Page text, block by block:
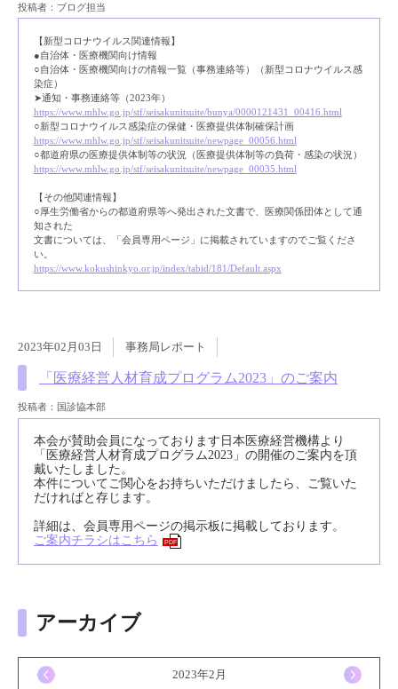
投稿者：ブログ担当
【新型コロナウイルス関連情報】
●自治体・医療機関向け情報
○自治体・医療機関向けの情報一覧（事務連絡等）（新型コロナウイルス感
染症）
➤通知・事務連絡等（2023年）
https://www.mhlw.go.jp/stf/seisakunitsuite/bunya/0000121431_00416.html
○新型コロナウイルス感染症の保健・医療提供体制確保計画
https://www.mhlw.go.jp/stf/seisakunitsuite/newpage_00056.html
○都道府県の医療提供体制等の状況（医療提供体制等の負荷・感染の状況）
https://www.mhlw.go.jp/stf/seisakunitsuite/newpage_00035.html
【その他関連情報】
○厚生労働省からの都道府県等へ発出された文書で、医療関係団体として通
知された
文書については、「会員専用ページ」に掲載されていますのでご覧くださ
い。
https://www.kokushinkyo.or.jp/index/tabid/181/Default.aspx
2023年02月03日 事務局レポート
「医療経営人材育成プログラム2023」のご案内
投稿者：国診協本部
本会が賛助会員になっております日本医療経営機構より
「 医療経営人材育成プログラム2023」の開催のご案内を頂
戴いたしました。
本件についてご関心をお持ちいただけましたら、ご覧いた
だければと存じます。
詳細は、会員専用ページの掲示板に掲載しております。
ご案内チラシはこちら
PDF
アーカイブ
2023年2月